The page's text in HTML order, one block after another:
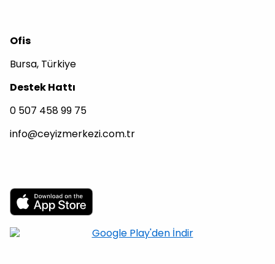
Ofis
Bursa, Türkiye
Destek Hattı
0 507 458 99 75
info@ceyizmerkezi.com.tr